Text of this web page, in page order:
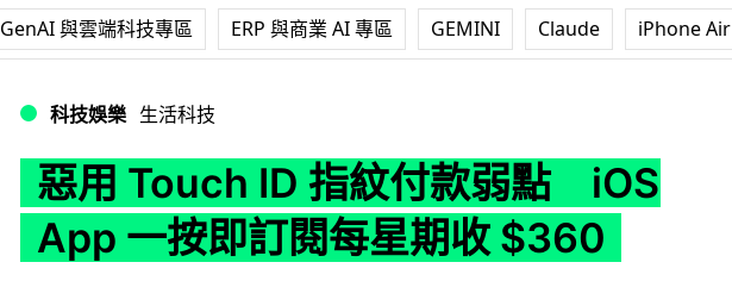
GenAI 與雲端科技專區 ERP 與商業 AI 專區 GEMINI Claude iPhone Air
科技娛樂 生活科技
惡用 Touch ID 指紋付款弱點 iOS
App 一按即訂閱每星期收 $360